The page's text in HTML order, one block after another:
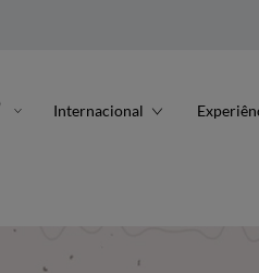
Internacional